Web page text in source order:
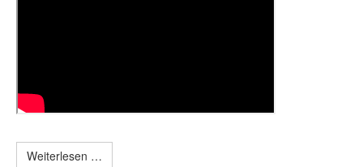
Weiterlesen …